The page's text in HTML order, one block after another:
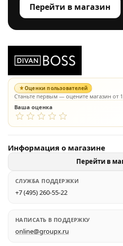
Перейти в магазин
Оценки пользователей
Станьте первым — оцените магазин от 1
Ваша оценка
Информация о магазине
Перейти в
СЛУЖБА ПОДДЕРЖКИ
+7 (495) 260-55-22
НАПИСАТЬ В ПОДДЕРЖКУ
online@groupx.ru